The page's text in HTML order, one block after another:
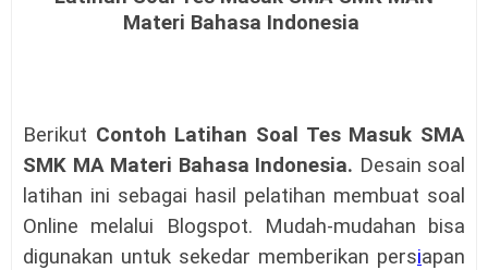
Materi Bahasa Indonesia
Berikut Contoh Latihan Soal Tes Masuk SMA
SMK MA Materi Bahasa Indonesia. Desain soal
latihan ini sebagai hasil pelatihan membuat soal
Online melalui Blogspot. Mudah-mudahan bisa
digunakan untuk sekedar memberikan persiapan